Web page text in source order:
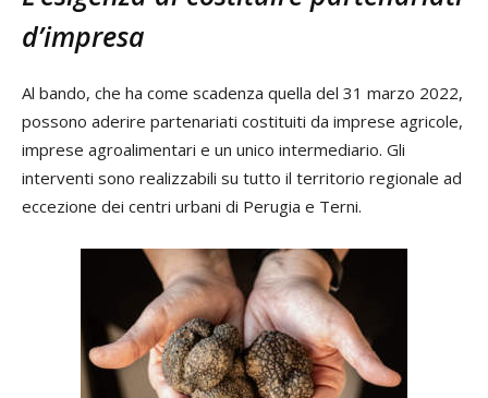
d’impresa
Al bando, che ha come scadenza quella del 31 marzo 2022,
possono aderire partenariati costituiti da imprese agricole,
imprese agroalimentari e un unico intermediario. Gli
interventi sono realizzabili su tutto il territorio regionale ad
eccezione dei centri urbani di Perugia e Terni.